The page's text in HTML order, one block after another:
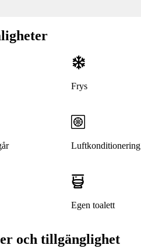
Frys
Luftkonditionering
Egen toalett
och tillgänglighet